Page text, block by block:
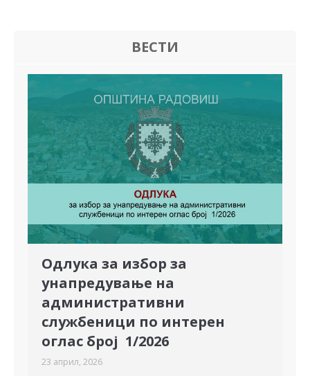
ВЕСТИ
Одлука за избор за
унапредување на
административни
службеници по интерен
оглас број 1/2026
23 април, 2026